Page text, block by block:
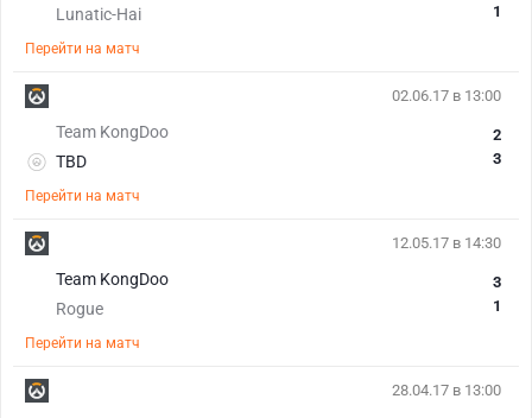
Lunatic-Hai
1
Перейти на матч
02.06.17 в 13:00
Team KongDoo
TBD
2
3
Перейти на матч
12.05.17 в 14:30
Team KongDoo
Rogue
3
1
Перейти на матч
28.04.17 в 13:00